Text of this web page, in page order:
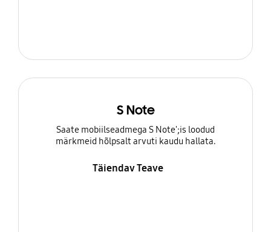
S Note
Saate mobiilseadmega S Note';is loodud
märkmeid hõlpsalt arvuti kaudu hallata.
Täiendav Teave